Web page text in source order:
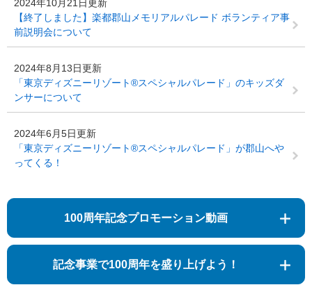
2024年10月21日更新
【終了しました】楽都郡山メモリアルパレード ボランティア事
前説明会について
2024年8月13日更新
「東京ディズニーリゾート®スペシャルパレード」のキッズダ
ンサーについて
2024年6月5日更新
「東京ディズニーリゾート®スペシャルパレード」が郡山へや
ってくる！
100周年記念プロモーション動画
記念事業で100周年を盛り上げよう！